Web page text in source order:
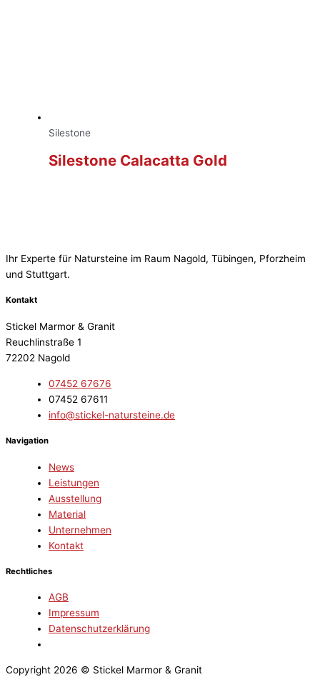
Silestone
Silestone Calacatta Gold
Ihr Experte für Natursteine im Raum Nagold, Tübingen, Pforzheim
und Stuttgart.
Kontakt
Stickel Marmor & Granit
Reuchlinstraße 1
72202 Nagold
07452 67676
07452 67611
info@stickel-natursteine.de
Navigation
News
Leistungen
Ausstellung
Material
Unternehmen
Kontakt
Rechtliches
AGB
Impressum
Datenschutzerklärung
Copyright 2026 © Stickel Marmor & Granit